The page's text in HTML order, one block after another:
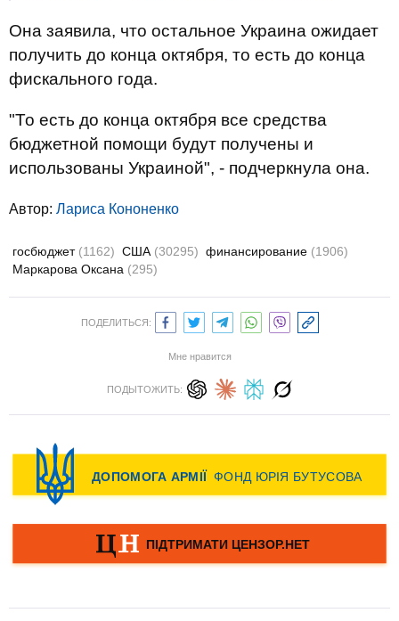
Она заявила, что остальное Украина ожидает
получить до конца октября, то есть до конца
фискального года.
"То есть до конца октября все средства
бюджетной помощи будут получены и
использованы Украиной", - подчеркнула она.
Автор: Лариса Кононенко
госбюджет (1162) США (30295) финансирование (1906)
Маркарова Оксана (295)
ПОДЕЛИТЬСЯ:
Мне нравится
ПОДЫТОЖИТЬ: